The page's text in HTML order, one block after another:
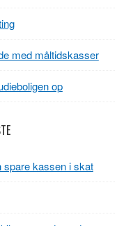
med måltidskasser
op
spare kassen i skat